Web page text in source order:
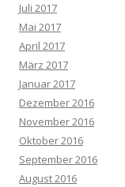
Juli 2017
Mai 2017
April 2017
März 2017
Januar 2017
Dezember 2016
November 2016
Oktober 2016
September 2016
August 2016